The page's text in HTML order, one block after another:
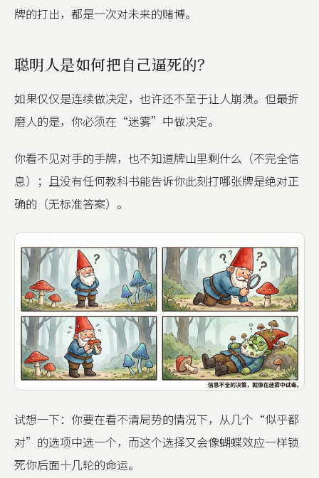
牌的打出，都是一次对未来的赌博。
聪明人是如何把自己逼死的？
如果仅仅是连续做决定，也许还不至于让人崩溃。但最折
磨人的是，你必须在“迷雾”中做决定。
你看不见对手的手牌，也不知道牌山里剩什么（不完全信
息）；且没有任何教科书能告诉你此刻打哪张牌是绝对正
确的（无标准答案）。
试想一下：你要在看不清局势的情况下，从几个“似乎都
对”的选项中选一个，而这个选择又会像蝴蝶效应一样锁
死你后面十几轮的命运。